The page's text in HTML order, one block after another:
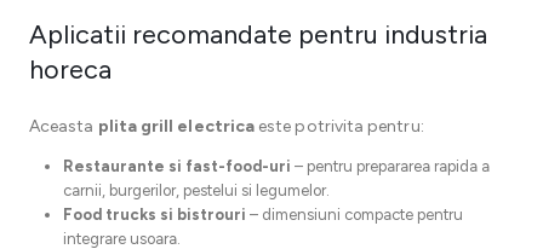
Aplicatii recomandate pentru industria
horeca
Aceasta plita grill electrica este potrivita pentru:
Restaurante si fast-food-uri – pentru prepararea rapida a
carnii, burgerilor, pestelui si legumelor.
Food trucks si bistrouri – dimensiuni compacte pentru
integrare usoara.